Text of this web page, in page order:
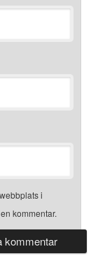
i
kommentar.